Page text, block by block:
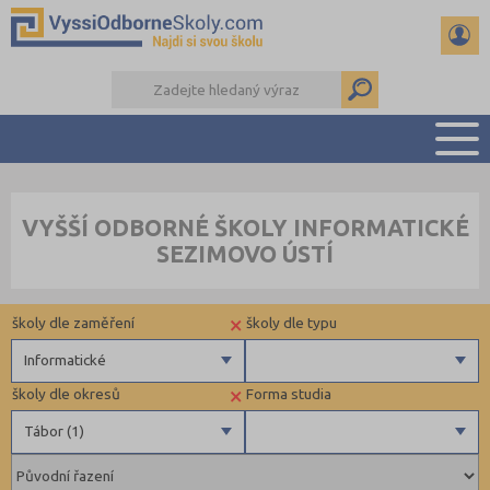
PŘÍPRAVA NA PŘIJÍMAČKY
KALENDÁŘ AKCÍ
DALŠÍ DRUHY ŠKOL
VYŠŠÍ ODBORNÉ ŠKOLY INFORMATICKÉ
SEZIMOVO ÚSTÍ
Forma studia
×
Tábor (1)
školy dle okresů
Hradec Králové (1)
školy dle typu
Veřejné
×
Informatické
školy dle zaměření
Zdravotnické
Ekonomické
Pedagogické